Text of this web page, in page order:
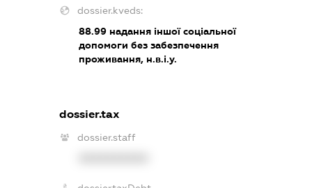
dossier.kveds:
88.99 надання іншої соціальної
допомоги без забезпечення
проживання, н.в.і.у.
dossier.tax
dossier.staff